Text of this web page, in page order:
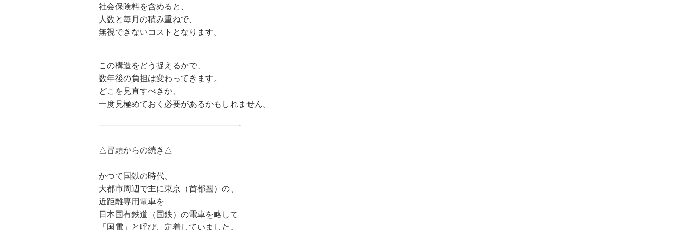
社会保険料を含めると、
人数と毎月の積み重ねで、
無視できないコストとなります。
この構造をどう捉えるかで、
数年後の負担は変わってきます。
どこを見直すべきか、
一度見極めておく必要があるかもしれません。
—————————————————-
△冒頭からの続き△
かつて国鉄の時代、
大都市周辺で主に東京（首都圏）の、
近距離専用電車を
日本国有鉄道（国鉄）の電車を略して
「国電」と呼び、定着していました。